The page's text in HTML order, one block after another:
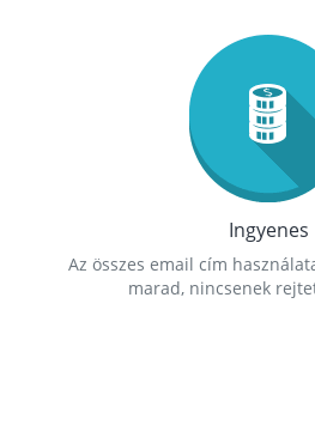
Ingyenes
Az összes email cím
marad, nincsenek